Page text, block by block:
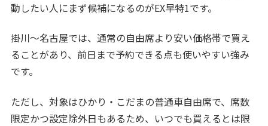
動したい人にまず候補になるのがEX早特1です。
掛川〜名古屋では、通常の自由席より安い価格帯で買え
ることがあり、前日まで予約できる点も使いやすい強み
です。
ただし、対象はひかり・こだまの普通車自由席で、席数
限定かつ設定除外日もあるため、いつでも買えるとは限